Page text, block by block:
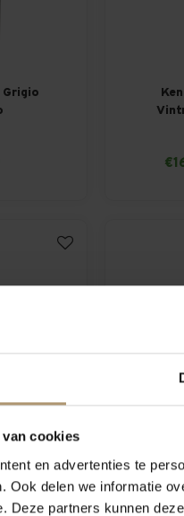
cookies
en advertenties te
Ook delen we informatie
Deze partners kunnen
dei